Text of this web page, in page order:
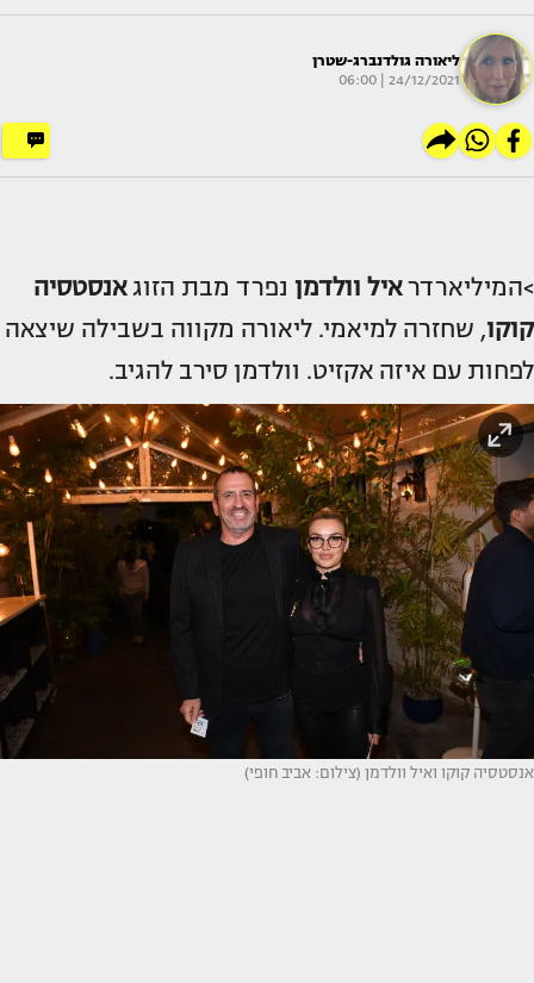
ליאורה גולדנברג-שטרן
24/12/2021 | 06:00
>המיליארדראיל וולדמן נפרד מבת הזוגאנסטסיה
קוקו, שחזרה למיאמי. ליאורה מקווה בשבילה שיצאה
לפחות עם איזה אקזיט. וולדמן סירב להגיב.
אנסטסיה קוקו ואיל וולדמן (צילום: אביב חופי)